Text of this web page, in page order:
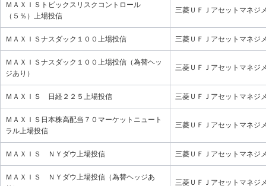
ＭＡＸＩＳトピックスリスクコントロール
（５％）上場投信
三菱ＵＦＪアセットマネジ
ＭＡＸＩＳナスダック１００上場投信 三菱ＵＦＪアセットマネジ
ＭＡＸＩＳナスダック１００上場投信（為替ヘッ
ジあり）
三菱ＵＦＪアセットマネジ
ＭＡＸＩＳ 日経２２５上場投信 三菱ＵＦＪアセットマネジ
ＭＡＸＩＳ日本株高配当７０マーケットニュート
ラル上場投信
三菱ＵＦＪアセットマネジ
ＭＡＸＩＳ ＮＹダウ上場投信 三菱ＵＦＪアセットマネジ
ＭＡＸＩＳ ＮＹダウ上場投信（為替ヘッジあ
三菱ＵＦＪアセットマネジ